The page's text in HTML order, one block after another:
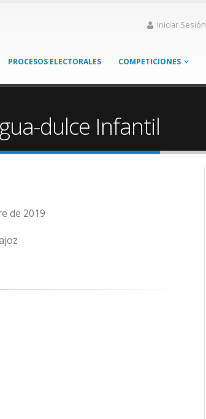
Iniciar Sesión
PROCESOS ELECTORALES COMPETICIONES
dulce Infantil
de 2019